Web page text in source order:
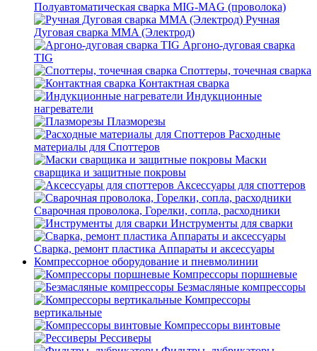
Полуавтоматическая сварка MIG-MAG (проволока)
Ручная
Дуговая сварка MMA (Электрод)
Аргоно-дуговая сварка
TIG
Споттеры, точечная сварка
Контактная сварка
Индукционные
нагреватели
Плазморезы
Расходные
материалы для Споттеров
Маски
сварщика и защитные покровы
Аксессуары для споттеров
Сварочная проволока, Горелки, сопла, расходники
Инструменты для сварки
Сварка, ремонт пластика Аппараты и аксессуары
Компрессорное оборудование и пневмолинии
Компрессоры поршневые
Безмасляные компрессоры
Компрессоры
вертикальные
Компрессоры винтовые
Рессиверы